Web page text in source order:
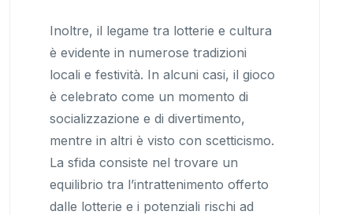
Inoltre, il legame tra lotterie e cultura
è evidente in numerose tradizioni
locali e festività. In alcuni casi, il gioco
è celebrato come un momento di
socializzazione e di divertimento,
mentre in altri è visto con scetticismo.
La sfida consiste nel trovare un
equilibrio tra l’intrattenimento offerto
dalle lotterie e i potenziali rischi ad